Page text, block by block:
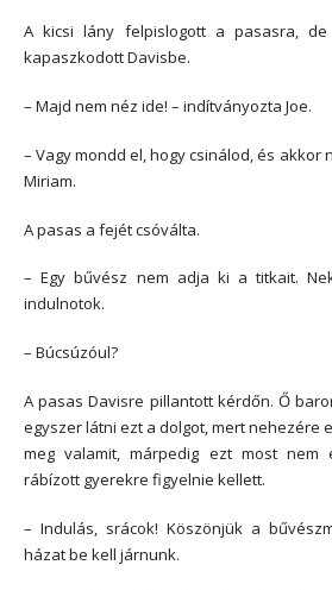
A kicsi lány felpislogott a pasasra,
kapaszkodott Davisbe.
– Majd nem néz ide! – indítványozta Joe.
– Vagy mondd el, hogy csinálod, és akkor
Miriam.
A pasas a fejét csóválta.
– Egy bűvész nem adja ki a titkait.
indulnotok.
– Búcsúzóul?
A pasas Davisre pillantott kérdőn. Ő
egyszer látni ezt a dolgot, mert nehezére
meg valamit, márpedig ezt most nem
rábízott gyerekre figyelnie kellett.
– Indulás, srácok! Köszönjük a
házat be kell járnunk.